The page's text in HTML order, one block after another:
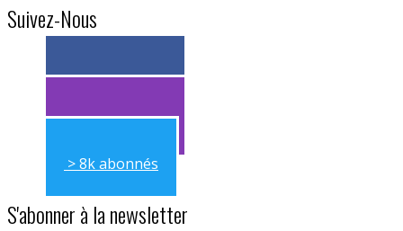
Suivez-Nous
> 11k abonnés
> 11k abonnés
> 8k abonnés
S'abonner à la newsletter